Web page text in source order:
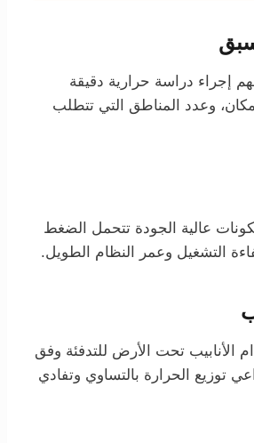
إجراء دراسة حرارية دقيقة
وعدد المناطق التي تتطلب
عالية الجودة تتحمل الضغط
التشغيل وعمر النظام الطويل.
الأنابيب تحت الأرض للتدفئة وفق
توزيع الحرارة بالتساوي وتفادي